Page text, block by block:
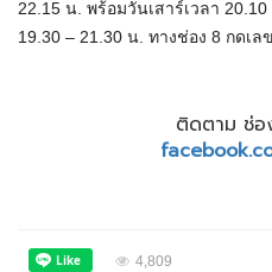
22.15 น. พร้อมวันเสาร์เวลา
19.30 – 21.30 น. ทางช่อง 8 กดเล
ติดตาม ช่อ
4,809